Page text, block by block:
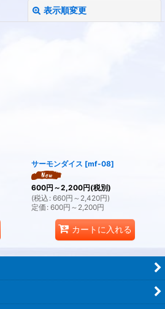
表示順変更
サーモンダイス [mf-08]
600円 ～2,200円(税別)
(税込 : 660円 ～2,420円)
定価 : 600円 ～2,200円
カートに入れる